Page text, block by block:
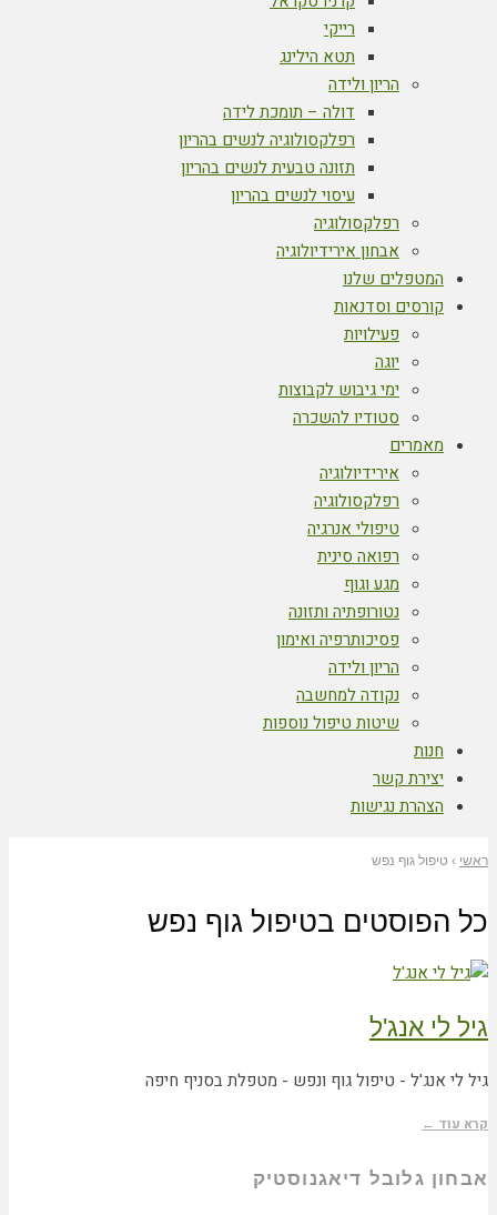
רייקי
תטא הילינג
הריון ולידה
דולה – תומכת לידה
רפלקסולוגיה לנשים בהריון
תזונה טבעית לנשים בהריון
עיסוי לנשים בהריון
רפלקסולוגיה
אבחון אירידיולוגיה
המטפלים שלנו
קורסים וסדנאות
פעילויות
יוגה
ימי גיבוש לקבוצות
סטודיו להשכרה
מאמרים
אירידיולוגיה
רפלקסולוגיה
טיפולי אנרגיה
רפואה סינית
מגע וגוף
נטורופתיה ותזונה
פסיכותרפיה ואימון
הריון ולידה
נקודה למחשבה
שיטות טיפול נוספות
חנות
יצירת קשר
הצהרת נגישות
ראשי › טיפול גוף נפש
כל הפוסטים בטיפול גוף נפש
גיל לי אנג'ל
גיל לי אנג'ל - טיפול גוף ונפש - מטפלת בסניף חיפה
קרא עוד ←
אבחון גלובל דיאגנוסטיק